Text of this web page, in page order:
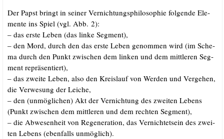
Der Papst bringt in sei­ner Ver­nich­tungs­phi­lo­so­phie fol­gen­de Ele­
men­te ins Spiel (vgl. Abb. 2):
– das ers­te Leben (das lin­ke Segment),
– den Mord, durch den das ers­te Leben genom­men wird (im Sche­
ma durch den Punkt zwi­schen dem lin­ken und dem mitt­le­ren Seg­
ment repräsentiert),
– das zwei­te Leben, also den Kreis­lauf von Wer­den und Ver­ge­hen,
die Ver­we­sung der Leiche,
– den (unmög­li­chen) Akt der Ver­nich­tung des zwei­ten Lebens
(Punkt zwi­schen dem mitt­le­ren und dem rech­ten Segment),
– die Abwe­sen­heit von Rege­ne­ra­ti­on, das Ver­nich­tet­sein des zwei­
ten Lebens (eben­falls unmöglich).